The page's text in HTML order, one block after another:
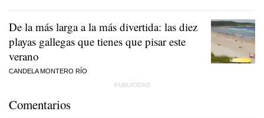
De la más larga a la más divertida: las diez
playas gallegas que tienes que pisar este
verano
CANDELA MONTERO RÍO
Comentarios